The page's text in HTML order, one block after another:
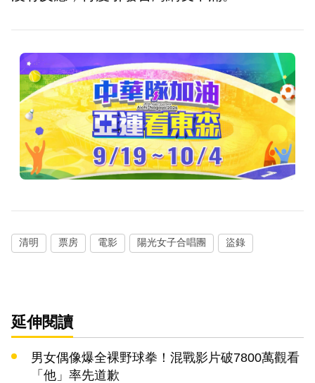
清明 票房 電影 陽光女子合唱團 盜錄
延伸閱讀
男女偶像爆全裸野球拳！混戰影片破7800萬觀看
「他」率先道歉